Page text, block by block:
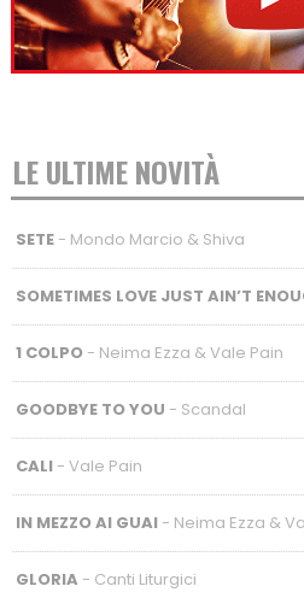
LE ULTIME NOVITÀ
SETE- Mondo Marcio & Shiva
SOMETIMES LOVE JUST AIN’T
1 COLPO- Neima Ezza & Vale Pain
GOODBYE TO YOU - Scandal
CALI- Vale Pain
IN MEZZO AI GUAI- Neima Ezza &
GLORIA - Canti Liturgici